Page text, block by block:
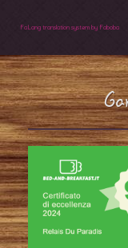
FaLang translation system by Faboba